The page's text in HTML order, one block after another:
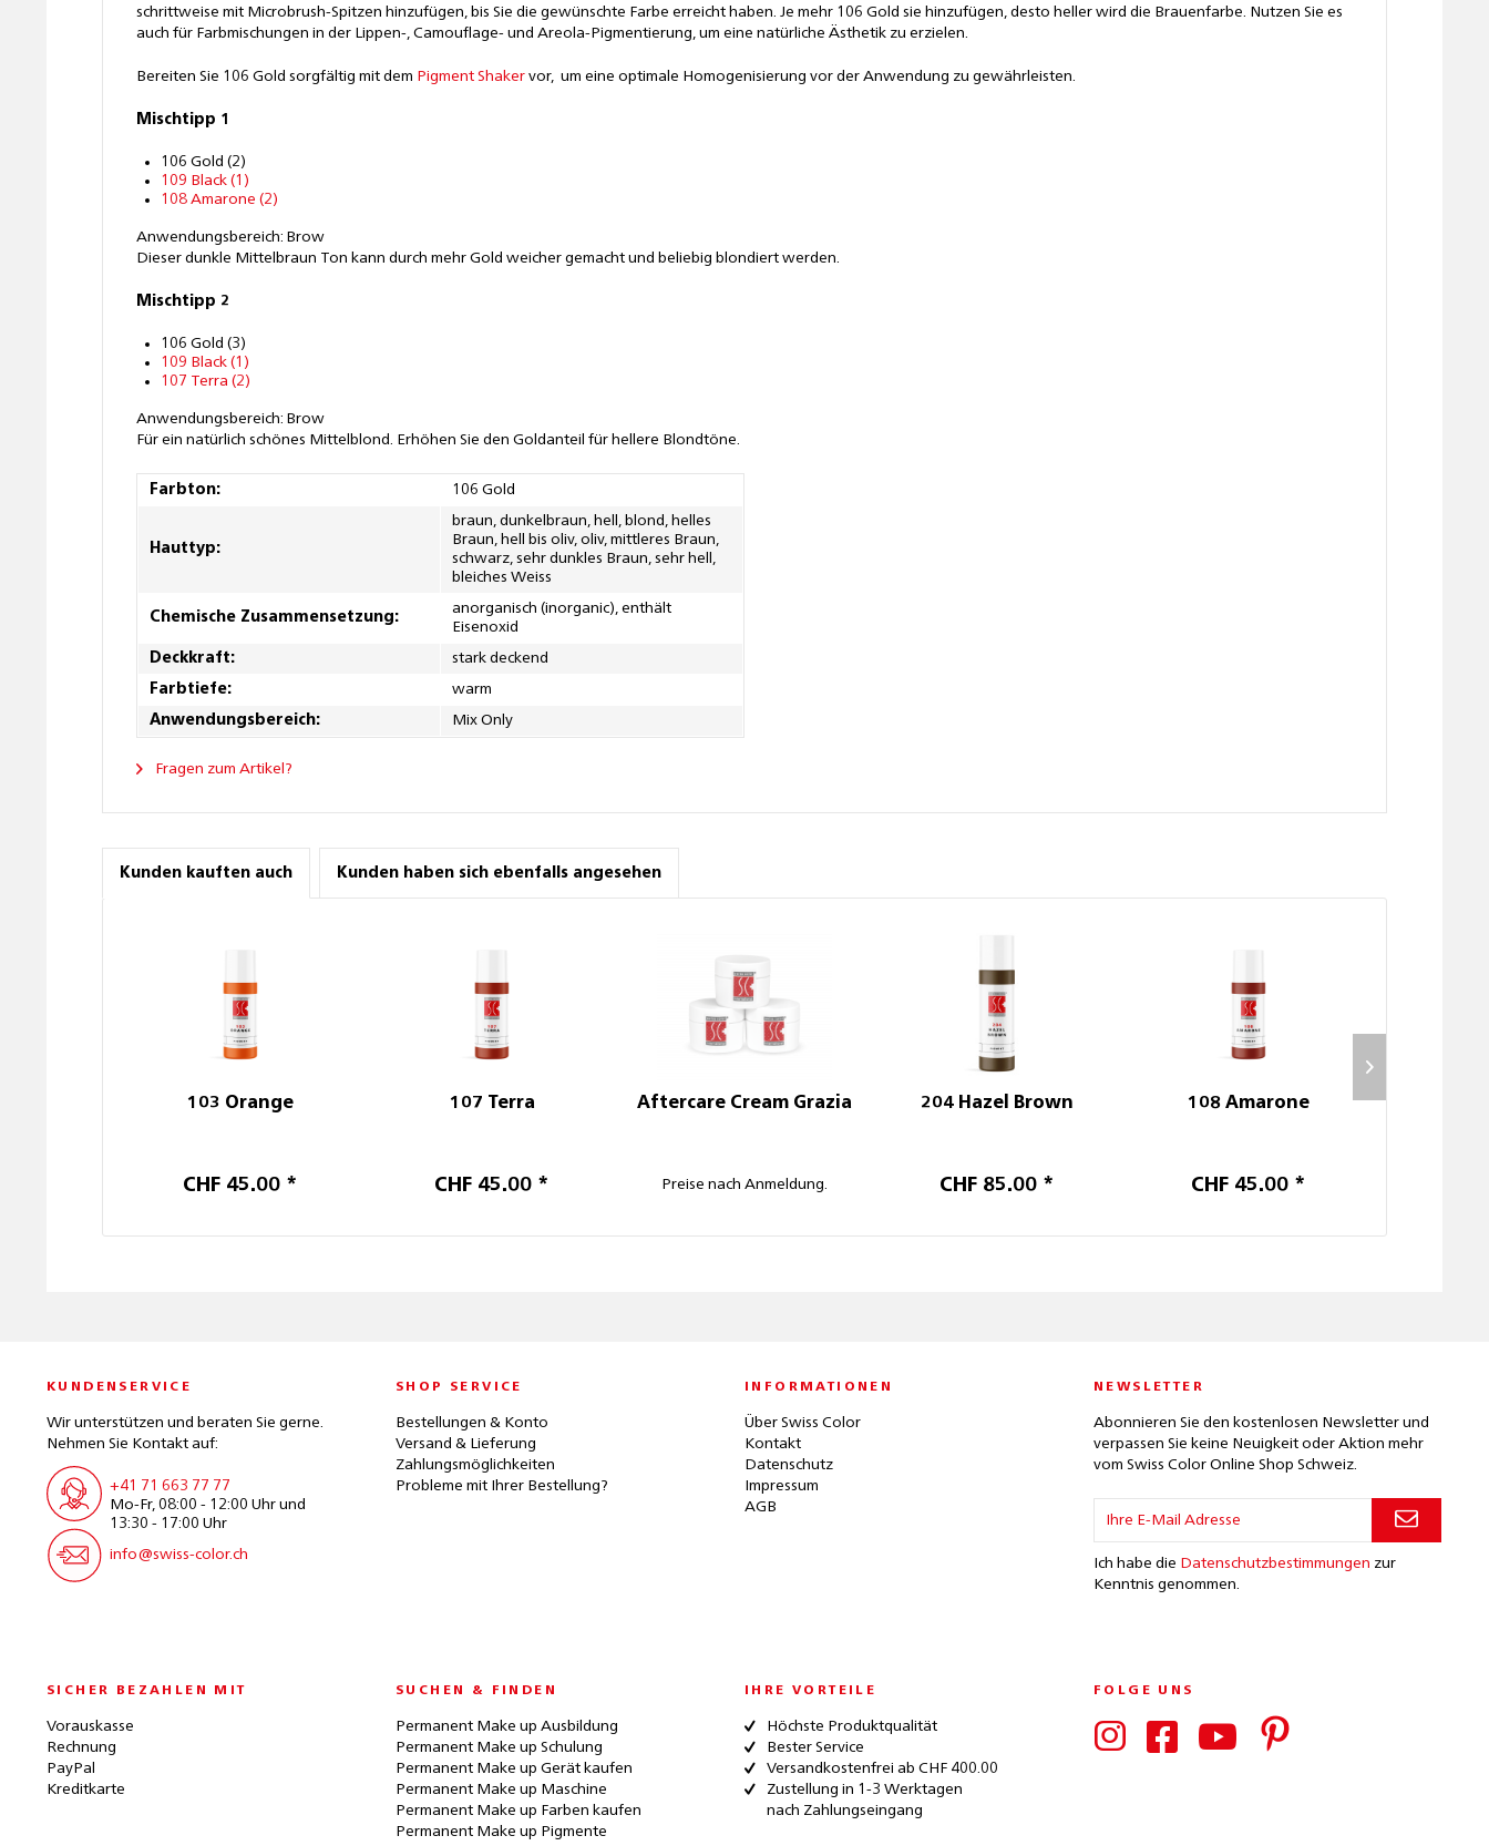
schrittweise mit Microbrush-Spitzen hinzufügen, bis Sie die gewünschte Farbe erreicht haben. Je mehr 106 Gold sie hinzufügen, desto heller wird die Brauenfarbe. Nutzen Sie es
auch für Farbmischungen in der Lippen-, Camouflage- und Areola-Pigmentierung, um eine natürliche Ästhetik zu erzielen.
Bereiten Sie 106 Gold sorgfältig mit dem Pigment Shaker vor, um eine optimale Homogenisierung vor der Anwendung zu gewährleisten.
Mischtipp 1
106 Gold (2)
109 Black (1)
108 Amarone (2)
Anwendungsbereich: Brow
Dieser dunkle Mittelbraun Ton kann durch mehr Gold weicher gemacht und beliebig blondiert werden.
Mischtipp 2
106 Gold (3)
109 Black (1)
107 Terra (2)
Anwendungsbereich: Brow
Für ein natürlich schönes Mittelblond. Erhöhen Sie den Goldanteil für hellere Blondtöne.
Farbton: 106 Gold
Hauttyp:
braun, dunkelbraun, hell, blond, helles
Braun, hell bis oliv, oliv, mittleres Braun,
schwarz, sehr dunkles Braun, sehr hell,
bleiches Weiss
Chemische Zusammensetzung:
anorganisch (inorganic), enthält
Eisenoxid
Deckkraft:
stark deckend
Farbtiefe:
warm
Anwendungsbereich:
Mix Only
Fragen zum Artikel?
Kunden kauften auch Kunden haben sich ebenfalls angesehen
103 Orange
CHF 45.00 *
107 Terra
CHF 45.00 *
Aftercare Cream Grazia
Preise nach Anmeldung.
204 Hazel Brown
CHF 85.00 *
108 Amarone
CHF 45.00 *
KUNDENSERVICE
Wir unterstützen und beraten Sie gerne.
Nehmen Sie Kontakt auf:
+41 71 663 77 77
Mo-Fr, 08:00 - 12:00 Uhr und
13:30 - 17:00 Uhr
info@swiss-color.ch
SHOP SERVICE
Bestellungen & Konto
Versand & Lieferung
Zahlungsmöglichkeiten
Probleme mit Ihrer Bestellung?
INFORMATIONEN
Über Swiss Color
Kontakt
Datenschutz
Impressum
AGB
NEWSLETTER
Abonnieren Sie den kostenlosen Newsletter und
verpassen Sie keine Neuigkeit oder Aktion mehr
vom Swiss Color Online Shop Schweiz.
Ich habe die Datenschutzbestimmungen zur
Kenntnis genommen.
SICHER BEZAHLEN MIT
Vorauskasse
Rechnung
PayPal
Kreditkarte
SUCHEN & FINDEN
Permanent Make up Ausbildung
Permanent Make up Schulung
Permanent Make up Gerät kaufen
Permanent Make up Maschine
Permanent Make up Farben kaufen
Permanent Make up Pigmente
IHRE VORTEILE
Höchste Produktqualität
Bester Service
Versandkostenfrei ab CHF 400.00
Zustellung in 1-3 Werktagen
nach Zahlungseingang
FOLGE UNS